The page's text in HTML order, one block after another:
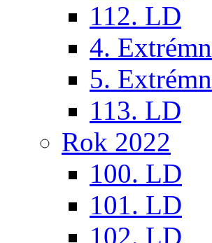
112. LD
4.
5.
113. LD
Rok 2022
100. LD
101. LD
102. LD